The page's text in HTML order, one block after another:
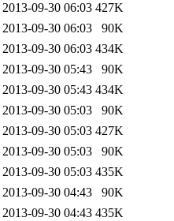
2013-09-30 06:03 427K
2013-09-30 06:03
90K
2013-09-30 06:03 434K
2013-09-30 05:43
90K
2013-09-30 05:43 434K
2013-09-30 05:03
90K
2013-09-30 05:03 427K
2013-09-30 05:03
90K
2013-09-30 05:03 435K
2013-09-30 04:43
90K
2013-09-30 04:43 435K